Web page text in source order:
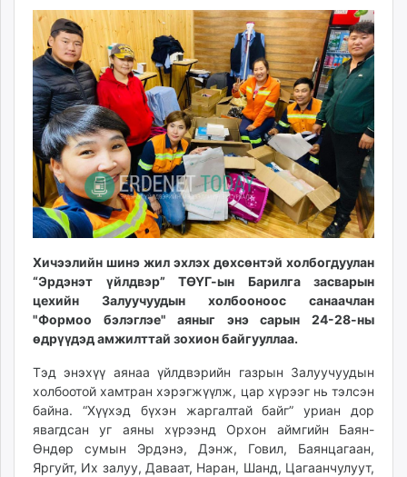
ikon.mn
mnb.mn
Livetv.mn
Eguur.mn
24tsag.mn
shuud.mn
eagle.mn
ergelt.mn
zarig.mn
today.mn
zuv.mn
mminfo.mn
ugluu.mn
urlag.mn
unen.mn
shudarga.mn
shuurhai.mn
isee.mn
mglradio.com
14:42:35
23:20:17
Хичээлийн шинэ жил эхлэх дөхсөнтэй холбогдуулан
“Эрдэнэт үйлдвэр” ТӨҮГ-ын Барилга засварын
цехийн Залуучуудын холбооноос санаачлан
"Формоо бэлэглэе" аяныг энэ сарын 24-28-ны
өдрүүдэд амжилттай зохион байгууллаа.
Тэд энэхүү аянаа үйлдвэрийн газрын Залуучуудын
холбоотой хамтран хэрэгжүүлж, цар хүрээг нь тэлсэн
байна. “Хүүхэд бүхэн жаргалтай байг” уриан дор
явагдсан уг аяны хүрээнд Орхон аймгийн Баян-
Өндөр сумын Эрдэнэ, Дэнж, Говил, Баянцагаан,
Яргуйт, Их залуу, Даваат, Наран, Шанд, Цагаанчулуут,